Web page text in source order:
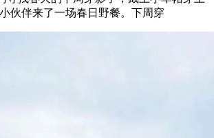
伙伴来了一场春日野餐。下周穿